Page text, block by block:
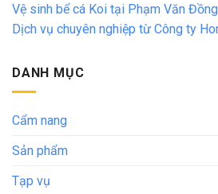
Vệ sinh bể cá Koi tại Phạm Văn
Dịch vụ chuyên nghiệp từ Công ty
DANH MỤC
Cẩm nang
Sản phẩm
Tạp vụ